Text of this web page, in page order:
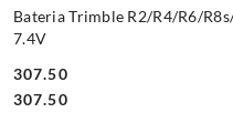
Bateria Trimble R2/R4/R6/
7.4V
Cena:
307.50
Cena:
307.50